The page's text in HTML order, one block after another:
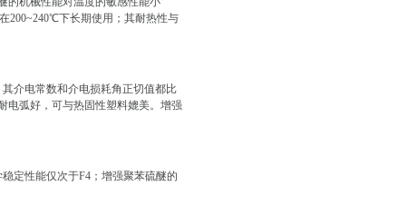
200~240℃下长期使用；其耐热性与
介电常数和介电损耗角正切值都比
电弧好，可与热固性塑料媲美。增强
定性能仅次于F4；增强聚苯硫醚的